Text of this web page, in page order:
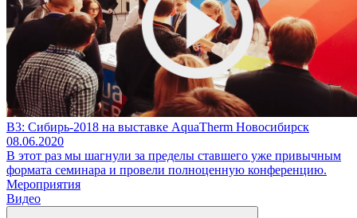
В3: Сибирь-2018 на выставке AquaTherm Новосибирск
08.06.2020
В этот раз мы шагнули за пределы ставшего уже привычным
формата семинара и провели полноценную конференцию.
Мероприятия
Видео